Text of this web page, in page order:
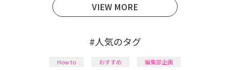
VIEW MORE
#人気のタグ
How to おすすめ
編集部企画